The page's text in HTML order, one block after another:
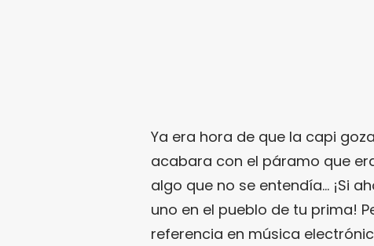
Ya era hora de que la capi
acabara con el páramo que
algo que no se entendía… ¡Si
uno en el pueblo de tu prima!
referencia en música